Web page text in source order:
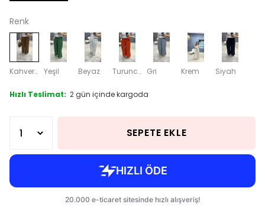
Renk
Kahverengi Yeşil Beyaz Turuncu Gri Krem Siyah
Hızlı Teslimat: 2 gün içinde kargoda
SEPETE EKLE